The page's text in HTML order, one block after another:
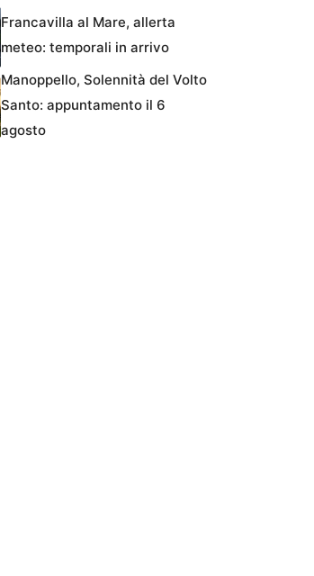
Francavilla al Mare, allerta
meteo: temporali in arrivo
Manoppello, Solennità del Volto
Santo: appuntamento il 6
agosto